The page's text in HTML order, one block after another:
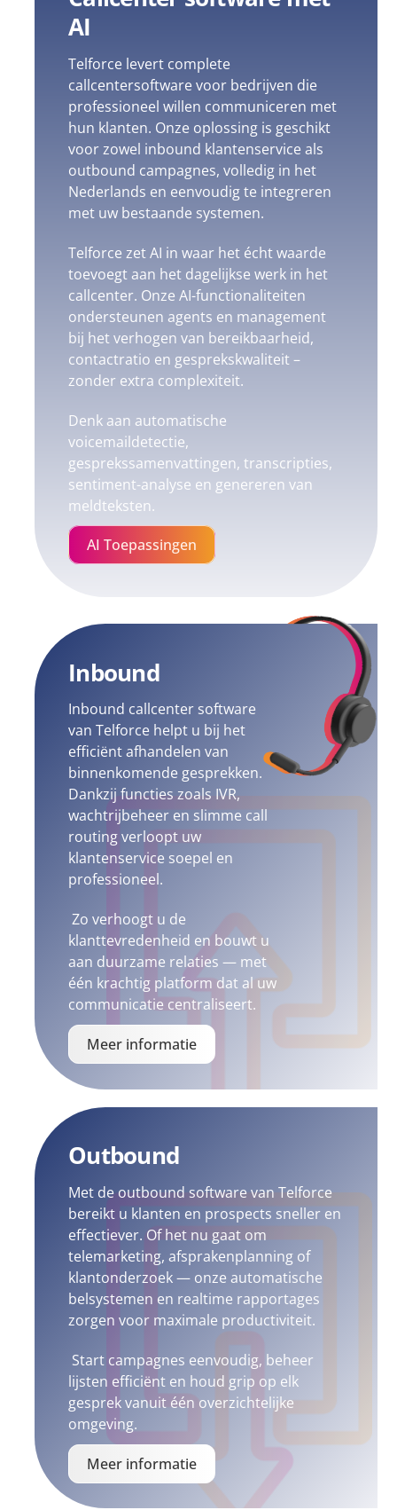
AI
Telforce levert complete
callcentersoftware voor bedrijven die
professioneel willen communiceren met
hun klanten. Onze oplossing is geschikt
voor zowel inbound klantenservice als
outbound campagnes, volledig in het
Nederlands en eenvoudig te integreren
met uw bestaande systemen.
Telforce zet AI in waar het écht waarde
toevoegt aan het dagelijkse werk in het
callcenter. Onze AI-functionaliteiten
ondersteunen agents en management
bij het verhogen van bereikbaarheid,
contactratio en gesprekskwaliteit –
zonder extra complexiteit.
Denk aan automatische
voicemaildetectie,
gesprekssamenvattingen, transcripties,
sentiment-analyse en genereren van
meldteksten.
AI Toepassingen
Inbound
Inbound callcenter software
van Telforce helpt u bij het
efficiënt afhandelen van
binnenkomende gesprekken.
Dankzij functies zoals IVR,
wachtrijbeheer en slimme call
routing verloopt uw
klantenservice soepel en
professioneel.
Zo verhoogt u de
klanttevredenheid en bouwt u
aan duurzame relaties — met
één krachtig platform dat al uw
communicatie centraliseert.
Meer informatie
Outbound
Met de outbound software van Telforce
bereikt u klanten en prospects sneller en
effectiever. Of het nu gaat om
telemarketing, afsprakenplanning of
klantonderzoek — onze automatische
belsystemen en realtime rapportages
zorgen voor maximale productiviteit.
Start campagnes eenvoudig, beheer
lijsten efficiënt en houd grip op elk
gesprek vanuit één overzichtelijke
omgeving.
Meer informatie